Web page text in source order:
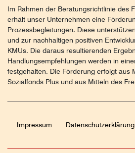
Im Rahmen der Beratungsrichtlinie des
erhält unser Unternehmen eine
Prozessbegleitungen. Diese
und zur nachhaltigen positiven
KMUs. Die daraus resultierenden
Handlungsempfehlungen werden in
festgehalten. Die Förderung erfolgt aus
Sozialfonds Plus und aus Mitteln des
Impressum Daten­schutz­erklärung